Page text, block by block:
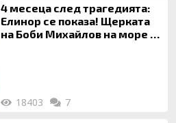
4 месеца след трагедията:
Елинор се показа! Щерката
на Боби Михайлов на море с
18403 7